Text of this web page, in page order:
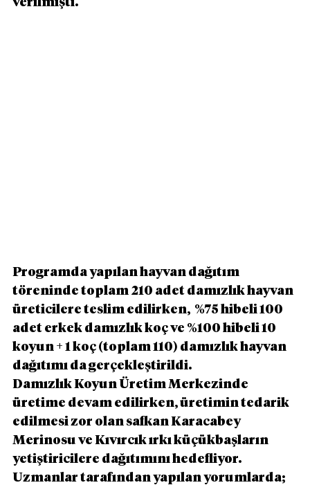
verilmişti.
Programda yapılan hayvan dağıtım
töreninde toplam 210 adet damızlık hayvan
üreticilere teslim edilirken,  %75 hibeli 100
adet erkek damızlık koç ve %100 hibeli 10
koyun + 1 koç (toplam 110) damızlık hayvan
dağıtımı da gerçekleştirildi.
Damızlık Koyun Üretim Merkezinde
üretime devam edilirken, üretimin tedarik
edilmesi zor olan safkan Karacabey
Merinosu ve Kıvırcık ırkı küçükbaşların
yetiştiricilere dağıtımını hedefliyor.
Uzmanlar tarafından yapılan yorumlarda;